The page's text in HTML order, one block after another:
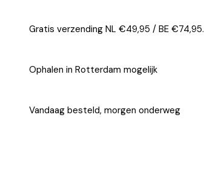
Gratis verzending NL €49,95 / BE €74,95.
Ophalen in Rotterdam mogelijk
Vandaag besteld, morgen onderweg